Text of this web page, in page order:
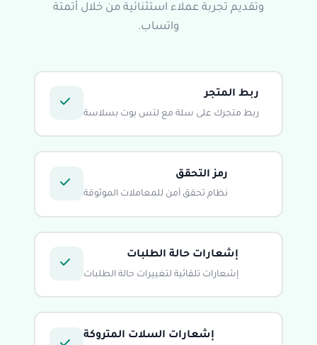
وتقديم تجربة عملاء استثنائية من خلال أتمتة
واتساب.
ربط المتجر
ربط متجرك على سلة مع لتس بوت بسلاسة
رمز التحقق
نظام تحقق آمن للمعاملات الموثوقة
إشعارات حالة الطلبات
إشعارات تلقائية لتغييرات حالة الطلبات
إشعارات السلات المتروكة